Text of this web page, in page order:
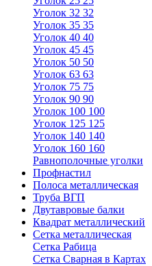
Уголок 32 32
Уголок 35 35
Уголок 40 40
Уголок 45 45
Уголок 50 50
Уголок 63 63
Уголок 75 75
Уголок 90 90
Уголок 100 100
Уголок 125 125
Уголок 140 140
Уголок 160 160
Равнополочные уголки
Профнастил
Полоса металлическая
Труба ВГП
Двутавровые балки
Квадрат металлический
Сетка металлическая
Сетка Рабица
Сетка Сварная в Картах